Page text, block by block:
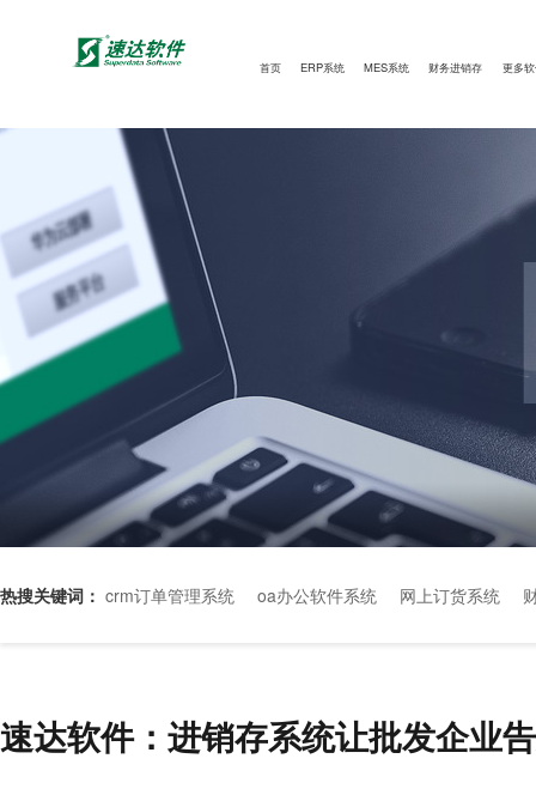
首页 ERP系统 MES系统 财务进销存 更多
热搜关键词： crm订单管理系统 oa办公软件系统 网上订货系统
速达软件：进销存系统让批发企业